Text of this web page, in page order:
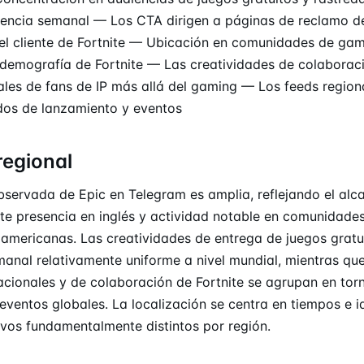
semanal — Los CTA dirigen a páginas de reclamo
cliente de Fortnite — Ubicación en comunidades de
de Fortnite — Las creatividades de
de fans de IP más allá del gaming — Los feeds
de lanzamiento y eventos
de Epic en Telegram es amplia, reflejando el
presencia en inglés y actividad notable en
Las creatividades de entrega de juegos
relativamente uniforme a nivel mundial, mientras
y de colaboración de Fortnite se agrupan en
globales. La localización se centra en tiempos e
fundamentalmente distintos por región.